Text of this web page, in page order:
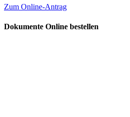
Zum Online-Antrag
Dokumente Online bestellen